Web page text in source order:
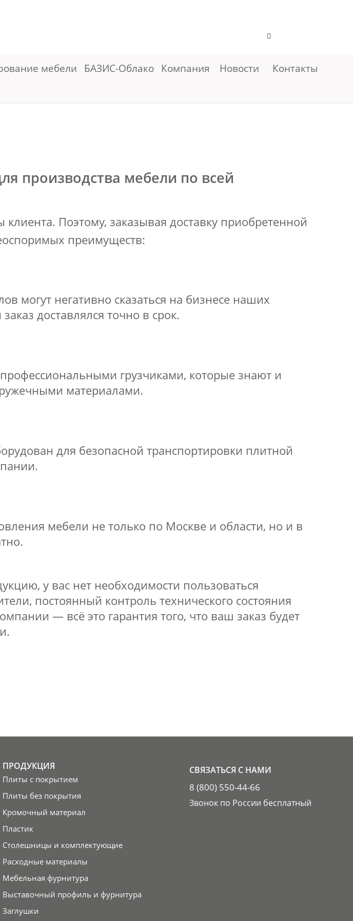
мебели БАЗИС-Облако Компания Новости Контакты
производства мебели по всей
Поэтому, заказывая доставку приобретенной
преимуществ:
могут негативно сказаться на бизнесе наших
доставлялся точно в срок.
грузчиками, которые знают и
материалами.
для безопасной транспортировки плитной
мебели не только по Москве и области, но и в
у вас нет необходимости пользоваться
постоянный контроль технического состояния
— всё это гарантия того, что ваш заказ будет
ПРОДУКЦИЯ
Плиты с покрытием
Плиты без покрытия
Кромочный материал
Пластик
Столешницы и комплектующие
Расходные материалы
Мебельная фурнитура
Выставочный профиль и фурнитура
Заглушки
СВЯЗАТЬСЯ С НАМИ
8 (800) 550-44-66
Звонок по России бесплатный